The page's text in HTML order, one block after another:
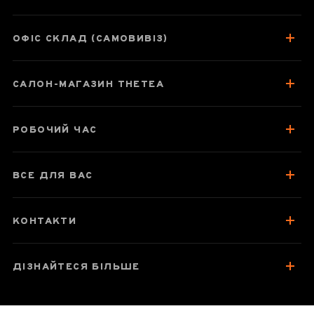
ОФІС СКЛАД (САМОВИВІЗ)
САЛОН-МАГАЗИН THETEA
РОБОЧИЙ ЧАС
ВСЕ ДЛЯ ВАС
КОНТАКТИ
ДІЗНАЙТЕСЯ БІЛЬШЕ